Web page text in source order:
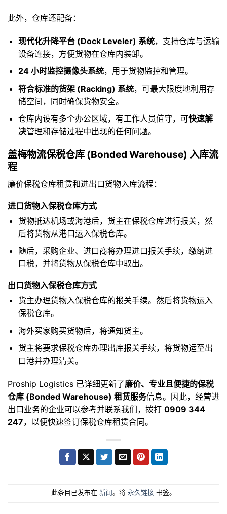
此外，仓库还配备：
现代化升降平台 (Dock Leveler) 系统，支持仓库与运输
设备连接，方便货物在仓库内装卸。
24 小时监控摄像头系统，用于货物监控和管理。
符合标准的货架 (Racking) 系统，可最大限度地利用存
储空间，同时确保货物安全。
仓库内设有多个办公区域，有工作人员值守，可快速解
决管理和存储过程中出现的任何问题。
盖梅物流保税仓库 (Bonded Warehouse) 入库流
程
廉价保税仓库租赁和进出口货物入库流程：
进口货物入保税仓库方式
货物抵达机场或海港后，货主在保税仓库进行报关，然
后将货物从港口运入保税仓库。
随后，采购企业、进口商将办理进口报关手续，缴纳进
口税，并将货物从保税仓库中取出。
出口货物入保税仓库方式
货主办理货物入保税仓库的报关手续。然后将货物运入
保税仓库。
海外买家购买货物后，将通知货主。
货主将要求保税仓库办理出库报关手续，将货物运至出
口港并办理清关。
Proship Logistics 已详细更新了廉价、专业且便捷的保税
仓库 (Bonded Warehouse) 租赁服务信息。因此，经营进
出口业务的企业可以参考并联系我们，拨打 0909 344
247，以便快速签订保税仓库租赁合同。
此条目已发布在 新闻。将 永久链接 书签。